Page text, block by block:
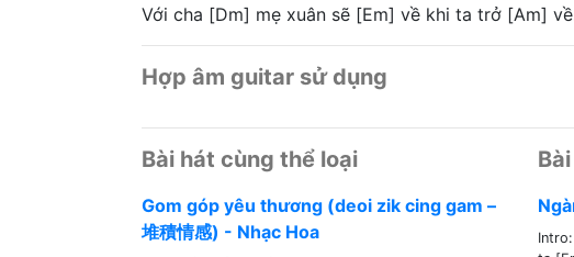
Với cha [Dm] mẹ xuân sẽ [Em] về khi ta trở [Am]
Hợp âm guitar sử dụng
Bài hát cùng thể loại
Gom góp yêu thương (deoi zik cing gam –
堆積情感) - Nhạc Hoa